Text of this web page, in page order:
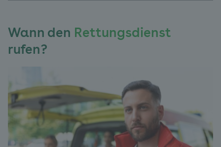
Wann den Rettungsdienst
rufen?